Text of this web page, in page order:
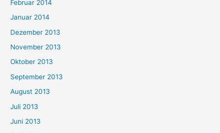
Februar 2014
Januar 2014
Dezember 2013
November 2013
Oktober 2013
September 2013
August 2013
Juli 2013
Juni 2013